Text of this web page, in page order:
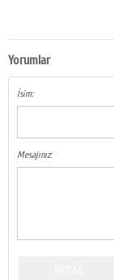
SOSYAL MEDYA
Google Plus
Yorumlar
İsim:
Mesajınız: